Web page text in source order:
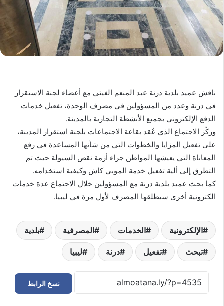
ناقش عميد بلدية درنة عبد المنعم الغيثي مع أعضاء لجنة الاستقرار
في درنة وعدد من المسؤولين في مصرف الوحدة، تفعيل خدمات
الدفع الإلكتروني بجميع الأنشطة التجارية بالمدينة.
وركّز الاجتماع الذي عُقد بقاعة الاجتماعات بلجنة استقرار المدينة،
على تفعيل المزايا والخطوات التي من شأنها المساعدة في رفع
المعاناة التي يعيشها المواطن جراء أزمة نقص السيولة حيث تم
التطرق إلى ألية تفعيل خدمة الموبي كاش وكيفية استخدامه.
كما بحث عميد بلدية درنة مع المسؤولين خلال الاجتماع عدة خدمات
الكترونية أخرى سيطلقها المصرف لأول مرة في ليبيا.
الإلكترونية الخدمات المصرفية بلدية
تبحث تفعيل درنة ليبيا
نسخ الرابط